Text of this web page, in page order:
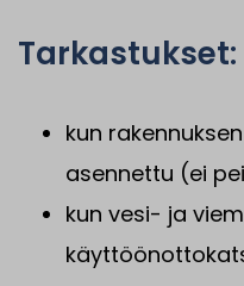
Tarkastukset:
kun
asennettu (ei
kun vesi- ja